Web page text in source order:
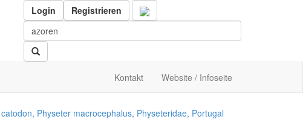
Login Registrieren
Kontakt Website / Infoseite